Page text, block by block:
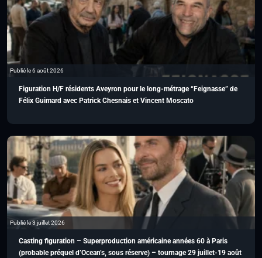
Publié le 6 août 2026
Figuration H/F résidents Aveyron pour le long-métrage “Feignasse” de
Félix Guimard avec Patrick Chesnais et Vincent Moscato
Publié le 3 juillet 2026
Casting figuration – Superproduction américaine années 60 à Paris
(probable préquel d’Ocean’s, sous réserve) – tournage 29 juillet-19 août